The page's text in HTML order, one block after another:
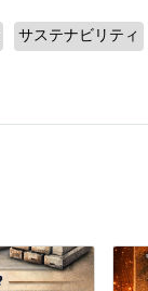
サステナビリティ